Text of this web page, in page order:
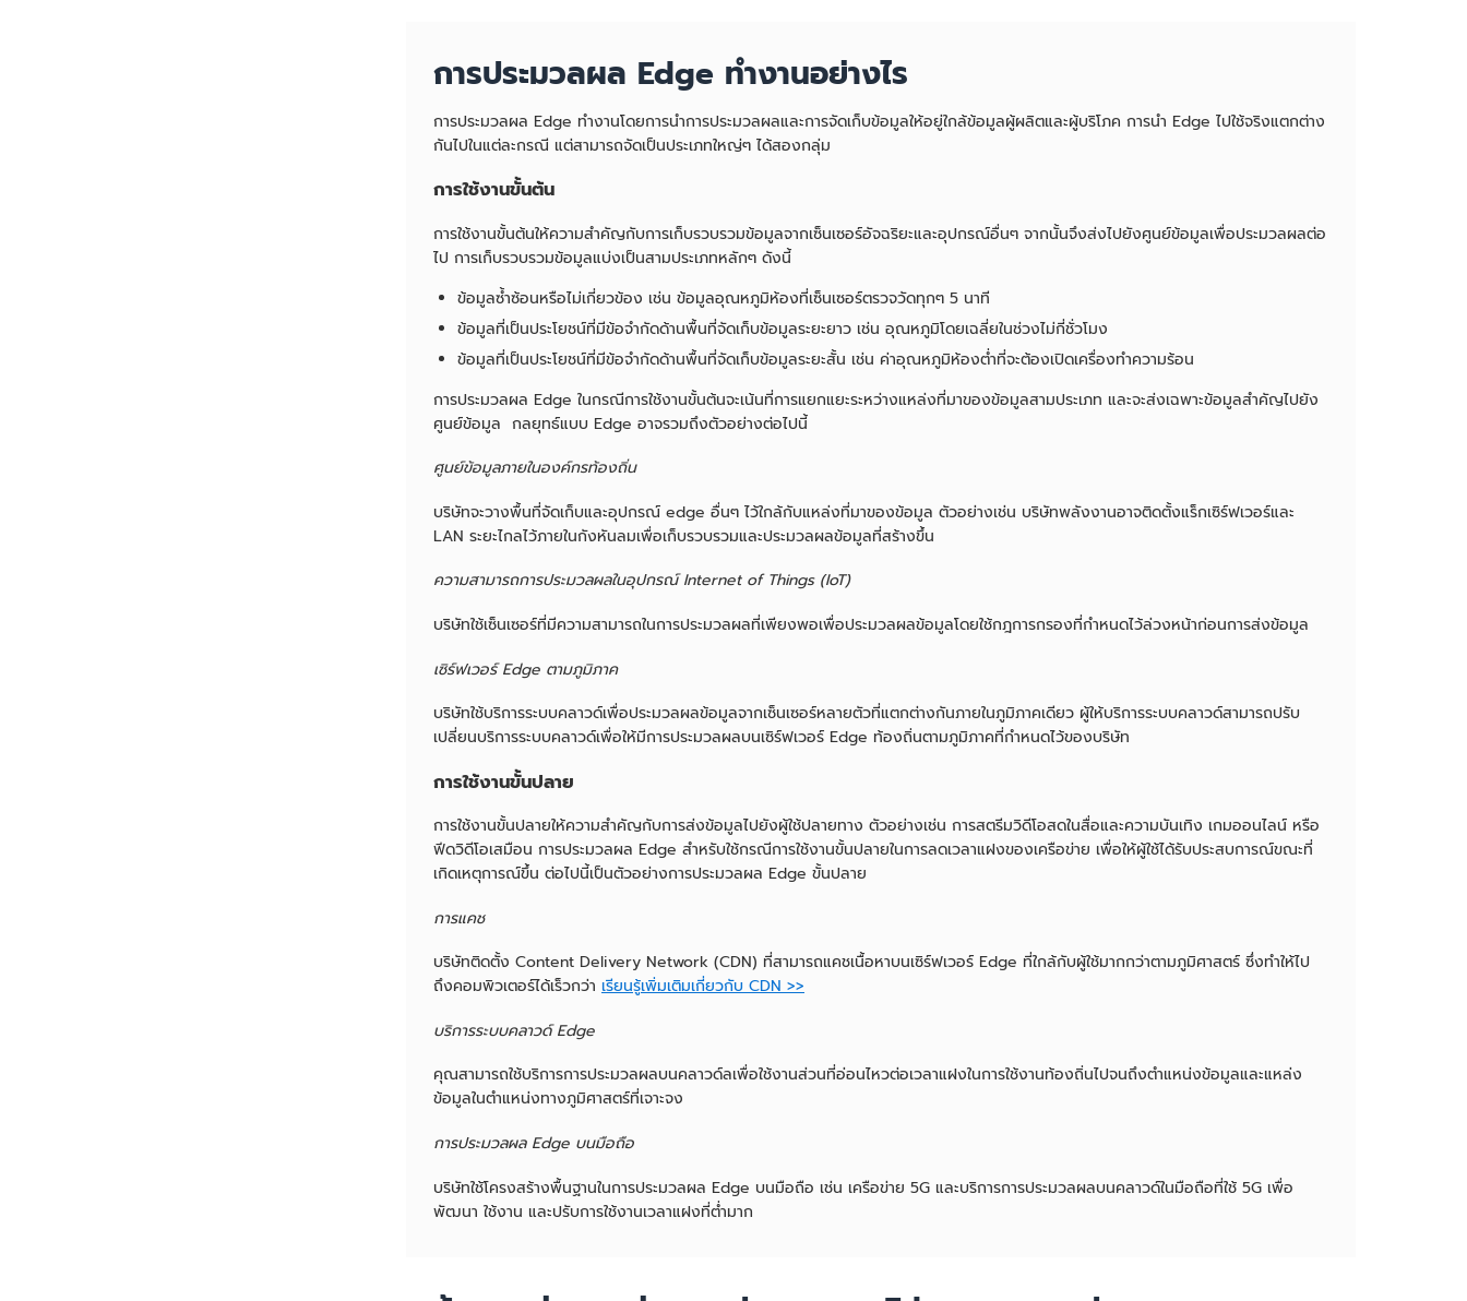
การประมวลผล Edge ทำงานอย่างไร
การประมวลผล Edge ทำงานโดยการนำการประมวลผลและการจัดเก็บข้อมูลให้อยู่ใกล้ข้อมูลผู้ผลิตและผู้บริโภค การนำ Edge ไปใช้จริงแตกต่าง
กันไปในแต่ละกรณี แต่สามารถจัดเป็นประเภทใหญ่ๆ ได้สองกลุ่ม
การใช้งานขั้นต้น
การใช้งานขั้นต้นให้ความสำคัญกับการเก็บรวบรวมข้อมูลจากเซ็นเซอร์อัจฉริยะและอุปกรณ์อื่นๆ จากนั้นจึงส่งไปยังศูนย์ข้อมูลเพื่อประมวลผลต่อ
ไป การเก็บรวบรวมข้อมูลแบ่งเป็นสามประเภทหลักๆ ดังนี้
ข้อมูลซ้ำซ้อนหรือไม่เกี่ยวข้อง เช่น ข้อมูลอุณหภูมิห้องที่เซ็นเซอร์ตรวจวัดทุกๆ 5 นาที
ข้อมูลที่เป็นประโยชน์ที่มีข้อจำกัดด้านพื้นที่จัดเก็บข้อมูลระยะยาว เช่น อุณหภูมิโดยเฉลี่ยในช่วงไม่กี่ชั่วโมง
ข้อมูลที่เป็นประโยชน์ที่มีข้อจำกัดด้านพื้นที่จัดเก็บข้อมูลระยะสั้น เช่น ค่าอุณหภูมิห้องต่ำที่จะต้องเปิดเครื่องทำความร้อน
การประมวลผล Edge ในกรณีการใช้งานขั้นต้นจะเน้นที่การแยกแยะระหว่างแหล่งที่มาของข้อมูลสามประเภท และจะส่งเฉพาะข้อมูลสำคัญไปยัง
ศูนย์ข้อมูล กลยุทธ์แบบ Edge อาจรวมถึงตัวอย่างต่อไปนี้
ศูนย์ข้อมูลภายในองค์กรท้องถิ่น
บริษัทจะวางพื้นที่จัดเก็บและอุปกรณ์ edge อื่นๆ ไว้ใกล้กับแหล่งที่มาของข้อมูล ตัวอย่างเช่น บริษัทพลังงานอาจติดตั้งแร็กเซิร์ฟเวอร์และ
LAN ระยะไกลไว้ภายในกังหันลมเพื่อเก็บรวบรวมและประมวลผลข้อมูลที่สร้างขึ้น
ความสามารถการประมวลผลในอุปกรณ์ Internet of Things (IoT)
บริษัทใช้เซ็นเซอร์ที่มีความสามารถในการประมวลผลที่เพียงพอเพื่อประมวลผลข้อมูลโดยใช้กฎการกรองที่กำหนดไว้ล่วงหน้าก่อนการส่งข้อมูล
เซิร์ฟเวอร์ Edge ตามภูมิภาค
บริษัทใช้บริการระบบคลาวด์เพื่อประมวลผลข้อมูลจากเซ็นเซอร์หลายตัวที่แตกต่างกันภายในภูมิภาคเดียว ผู้ให้บริการระบบคลาวด์สามารถปรับ
เปลี่ยนบริการระบบคลาวด์เพื่อให้มีการประมวลผลบนเซิร์ฟเวอร์ Edge ท้องถิ่นตามภูมิภาคที่กำหนดไว้ของบริษัท
การใช้งานขั้นปลาย
การใช้งานขั้นปลายให้ความสำคัญกับการส่งข้อมูลไปยังผู้ใช้ปลายทาง ตัวอย่างเช่น การสตรีมวิดีโอสดในสื่อและความบันเทิง เกมออนไลน์ หรือ
ฟีดวิดีโอเสมือน การประมวลผล Edge สำหรับใช้กรณีการใช้งานขั้นปลายในการลดเวลาแฝงของเครือข่าย เพื่อให้ผู้ใช้ได้รับประสบการณ์ขณะที่
เกิดเหตุการณ์ขึ้น ต่อไปนี้เป็นตัวอย่างการประมวลผล Edge ขั้นปลาย
การแคช
บริษัทติดตั้ง Content Delivery Network (CDN) ที่สามารถแคชเนื้อหาบนเซิร์ฟเวอร์ Edge ที่ใกล้กับผู้ใช้มากกว่าตามภูมิศาสตร์ ซึ่งทำให้ไป
ถึงคอมพิวเตอร์ได้เร็วกว่า เรียนรู้เพิ่มเติมเกี่ยวกับ CDN >>
บริการระบบคลาวด์ Edge
คุณสามารถใช้บริการการประมวลผลบนคลาวด์ลเพื่อใช้งานส่วนที่อ่อนไหวต่อเวลาแฝงในการใช้งานท้องถิ่นไปจนถึงตำแหน่งข้อมูลและแหล่ง
ข้อมูลในตำแหน่งทางภูมิศาสตร์ที่เจาะจง
การประมวลผล Edge บนมือถือ
บริษัทใช้โครงสร้างพื้นฐานในการประมวลผล Edge บนมือถือ เช่น เครือข่าย 5G และบริการการประมวลผลบนคลาวด์ในมือถือที่ใช้ 5G เพื่อ
พัฒนา ใช้งาน และปรับการใช้งานเวลาแฝงที่ต่ำมาก